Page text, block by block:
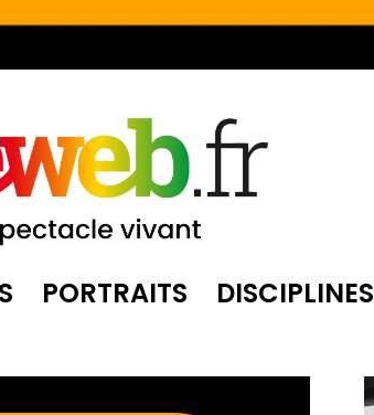
PORTRAITS DISCIPLINES